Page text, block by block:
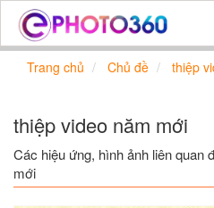
Trang chủ Chủ đề thiệp
thiệp video năm mới
Các hiệu ứng, hình ảnh liên quan
mới